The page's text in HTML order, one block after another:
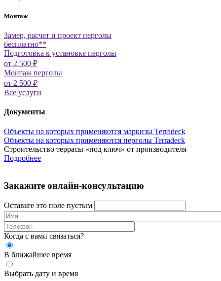
Монтаж
Замер, расчет и проект перголы
бесплатно**
Подготовка к установке перголы
от 2 500 ₽
Монтаж перголы
от 2 500 ₽
Все услуги
Документы
Объекты на которых применяются маркизы Terradeck
Объекты на которых применяются перголы Terradeck
Строительство террасы «под ключ» от производителя
Подробнее
Закажите онлайн-консультацию
Оставьте это поле пустым
Когда с вами связаться?
В ближайшее время
Выбрать дату и время